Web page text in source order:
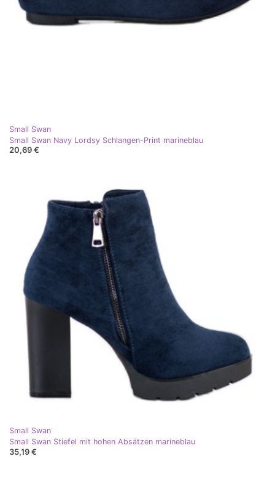
Small Swan
Small Swan Navy Lordsy Schlangen-Print marineblau
20,69 €
Small Swan
Small Swan Stiefel mit hohen Absätzen marineblau
35,19 €